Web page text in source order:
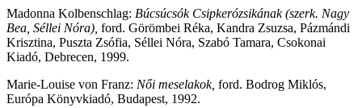
Madonna Kolbenschlag: Búcsúcsók Csipkerózsikának (szerk. Nagy
Bea, Séllei Nóra), ford. Görömbei Réka, Kandra Zsuzsa, Pázmándi
Krisztina, Puszta Zsófia, Séllei Nóra, Szabó Tamara, Csokonai
Kiadó, Debrecen, 1999.
Marie-Louise von Franz: Női meselakok, ford. Bodrog Miklós,
Európa Könyvkiadó, Budapest, 1992.